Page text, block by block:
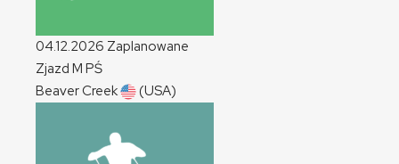
04.12.2026 Zaplanowane
Zjazd M PŚ
Beaver Creek
(USA)